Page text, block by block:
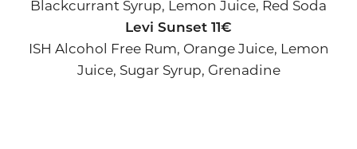
Blackcurrant Syrup, Lemon Juice, Red Soda
Levi Sunset 11€
ISH Alcohol Free Rum, Orange Juice, Lemon
Juice, Sugar Syrup, Grenadine